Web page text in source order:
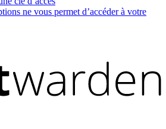
ne vous permet d’accéder à votre